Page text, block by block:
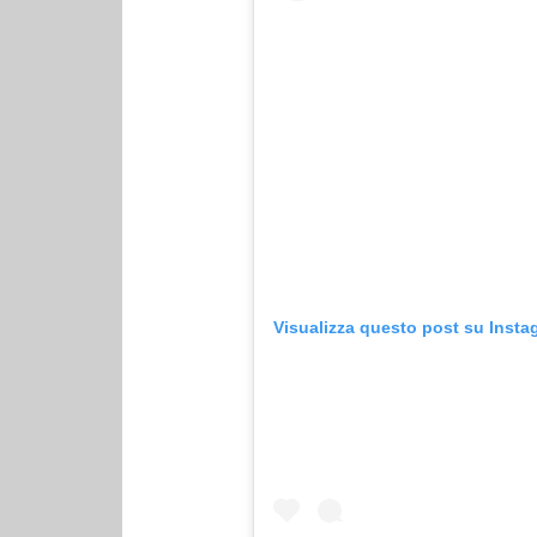
Visualizza questo post su